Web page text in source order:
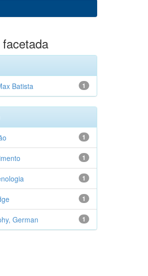
1
Batista
1
1
1
1
1
German